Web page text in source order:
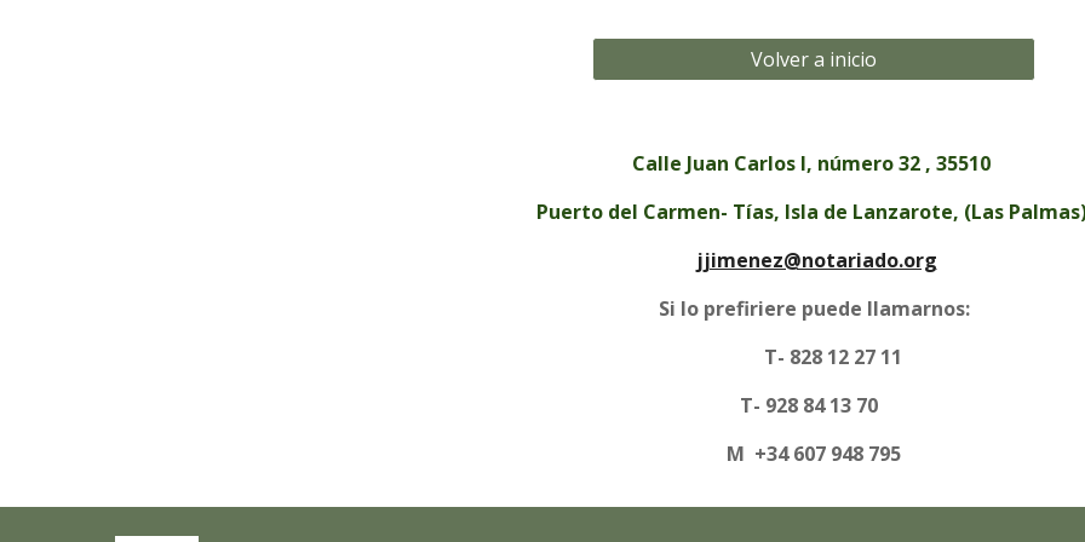
Volver a inicio
Calle Juan Carlos I, número 32 , 35510
Puerto del Carmen- Tías, Isla de Lanzarote, (Las
jjimenez@notariado.org
Si lo prefiriere puede llamarnos:
T- 828 12 27 11
T- 928 84 13 70
M +34 607 948 795